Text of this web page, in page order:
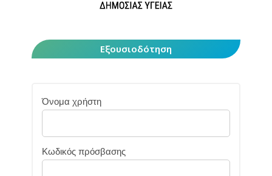
Εξουσιοδότηση
Όνομα χρήστη
Κωδικός πρόσβασης